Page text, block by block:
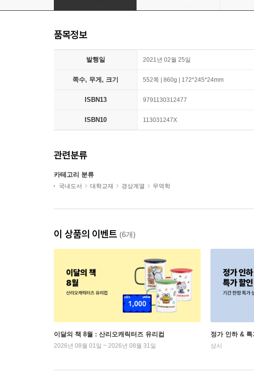
품목정보
발행일 2021년 02월 25일
쪽수, 무게, 크기 552쪽 | 860g | 172*245*24mm
ISBN13 9791130312477
ISBN10 113031247X
관련분류
카테고리 분류
국내도서 대학교재 경상계열 무역학
이 상품의 이벤트 (6개)
이달의 책 8월 : 산리오캐릭터즈 유리컵
2026년 08월 01일 ~ 2026년 08월 31일
정가 인하 &
상시